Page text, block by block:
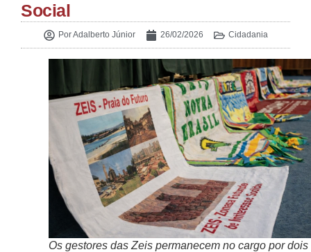
Social
PorAdalberto Júnior 26/02/2026 Cidadania
Os gestores das Zeis permanecem no cargo por dois